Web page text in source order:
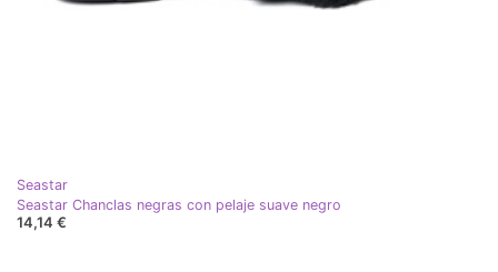
Seastar
Seastar Chanclas negras con pelaje suave negro
14,14 €